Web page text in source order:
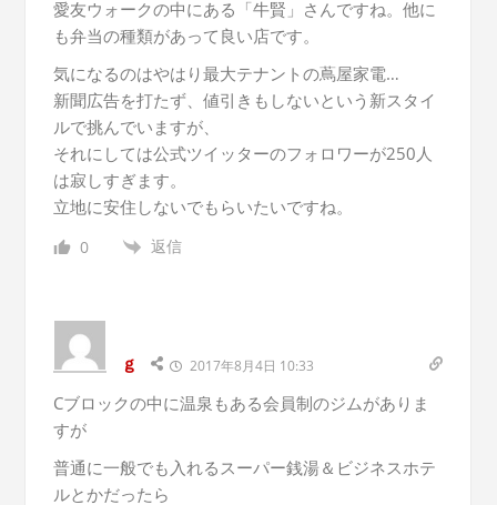
愛友ウォークの中にある「牛賢」さんですね。他に
も弁当の種類があって良い店です。
気になるのはやはり最大テナントの蔦屋家電…
新聞広告を打たず、値引きもしないという新スタイ
ルで挑んでいますが、
それにしては公式ツイッターのフォロワーが250人
は寂しすぎます。
立地に安住しないでもらいたいですね。
0 返信
ｇ 2017年8月4日 10:33
Cブロックの中に温泉もある会員制のジムがありま
すが
普通に一般でも入れるスーパー銭湯＆ビジネスホテ
ルとかだったら